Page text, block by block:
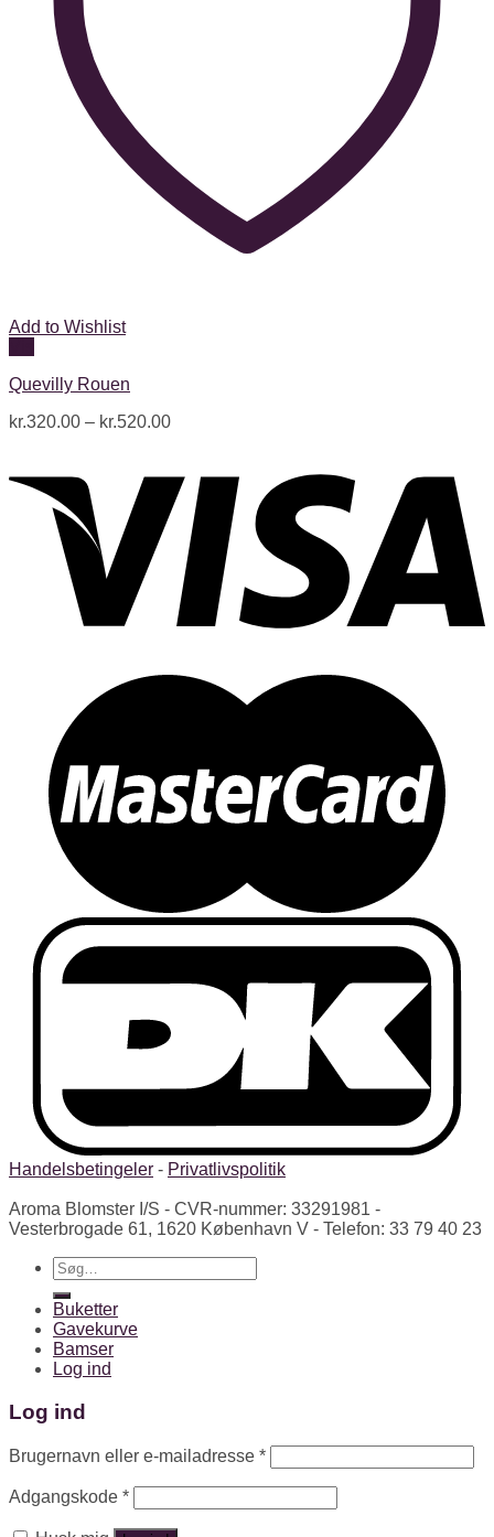
Add to Wishlist
Quevilly Rouen
kr.320.00 – kr.520.00
Handelsbetingeler - Privatlivspolitik
Aroma Blomster I/S - CVR-nummer: 33291981 -
Vesterbrogade 61, 1620 København V - Telefon: 33 79 40 23
Søg
efter:
Buketter
Gavekurve
Bamser
Log ind
Log ind
Brugernavn eller e-mailadresse *
Adgangskode *